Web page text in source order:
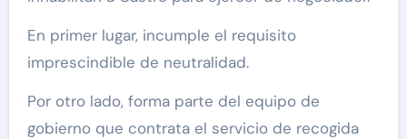
En primer lugar, incumple el requisito
imprescindible de neutralidad.
Por otro lado, forma parte del equipo de
gobierno que contrata el servicio de recogida